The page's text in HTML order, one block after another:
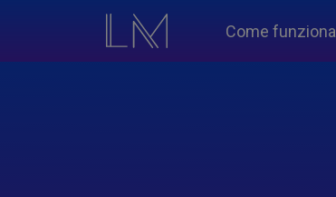
Come funziona